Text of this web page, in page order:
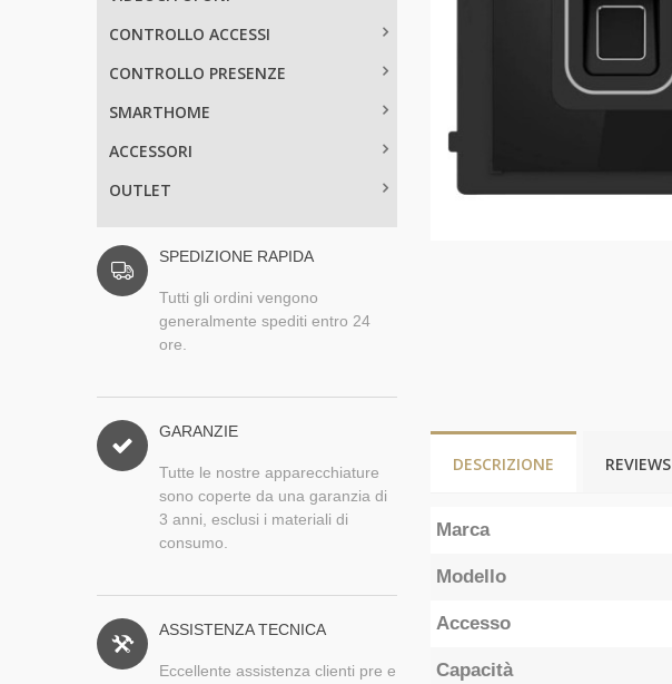
CONTROLLO ACCESSI
CONTROLLO PRESENZE
SMARTHOME
ACCESSORI
OUTLET
SPEDIZIONE RAPIDA
Tutti gli ordini vengono
generalmente spediti entro 24
ore.
GARANZIE
Tutte le nostre apparecchiature
sono coperte da una garanzia di
3 anni, esclusi i materiali di
consumo.
ASSISTENZA TECNICA
Eccellente assistenza clienti pre e
DESCRIZIONE REVIEWS
Marca
Modello
Accesso
Capacità